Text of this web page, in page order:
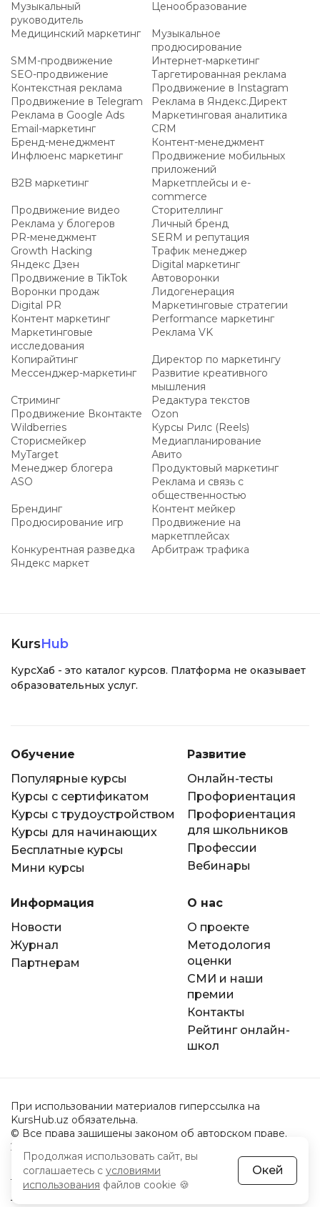
Музыкальный
руководитель
Ценообразование
Медицинский маркетинг
Музыкальное
продюсирование
SMM-продвижение
Интернет-маркетинг
SEO-продвижение
Таргетированная реклама
Контекстная реклама
Продвижение в Instagram
Продвижение в Telegram
Реклама в Яндекс.Директ
Реклама в Google Ads
Маркетинговая аналитика
Email-маркетинг
CRM
Бренд-менеджмент
Контент-менеджмент
Инфлюенс маркетинг
Продвижение мобильных
приложений
B2B маркетинг
Маркетплейсы и e-
commerce
Продвижение видео
Сторителлинг
Реклама у блогеров
Личный бренд
PR-менеджмент
SERM и репутация
Growth Hacking
Трафик менеджер
Яндекс Дзен
Digital маркетинг
Продвижение в TikTok
Автоворонки
Воронки продаж
Лидогенерация
Digital PR
Маркетинговые стратегии
Контент маркетинг
Performance маркетинг
Маркетинговые
исследования
Реклама VK
Копирайтинг
Директор по маркетингу
Мессенджер-маркетинг
Развитие креативного
мышления
Стриминг
Редактура текстов
Продвижение Вконтакте
Ozon
Wildberries
Курсы Рилс (Reels)
Сторисмейкер
Медиапланирование
MyTarget
Авито
Менеджер блогера
Продуктовый маркетинг
ASO
Реклама и связь с
общественностью
Брендинг
Контент мейкер
Продюсирование игр
Продвижение на
маркетплейсах
Конкурентная разведка
Арбитраж трафика
Яндекс маркет
KursHub
КурсХаб - это каталог курсов. Платформа не оказывает
образовательных услуг.
Обучение
Популярные курсы
Курсы с сертификатом
Курсы с трудоустройством
Курсы для начинающих
Бесплатные курсы
Мини курсы
Развитие
Онлайн-тесты
Профориентация
Профориентация
для школьников
Профессии
Вебинары
Информация
Новости
Журнал
Партнерам
О нас
О проекте
Методология
оценки
СМИ и наши
премии
Контакты
Рейтинг онлайн-
школ
При использовании материалов гиперссылка на
KursHub.uz обязательна.
© Все права защищены законом об авторском праве.
2022-2026 год.
Пользовательское соглашение
Продолжая использовать сайт, вы
соглашаетесь с условиями
использования файлов cookie 🍪
Окей